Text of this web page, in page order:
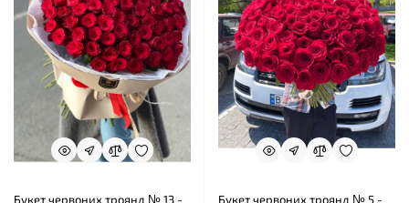
Букет червоних троянд № 13 -
Букет червоних троянд № 5 -